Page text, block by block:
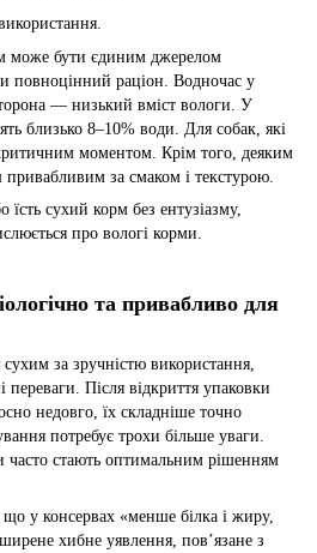
може бути єдиним джерелом
повноцінний раціон. Водночас у
— низький вміст вологи. У
близько 8–10% води. Для собак, які
моментом. Крім того, деяким
за смаком і текстурою.
їсть сухий корм без ентузіазму,
про вологі корми.
та привабливо для
за зручністю використання,
переваги. Після відкриття упаковки
недовго, їх складніше точно
потребує трохи більше уваги.
часто стають оптимальним рішенням
у консервах «менше білка і жиру,
хибне уявлення, пов’язане з